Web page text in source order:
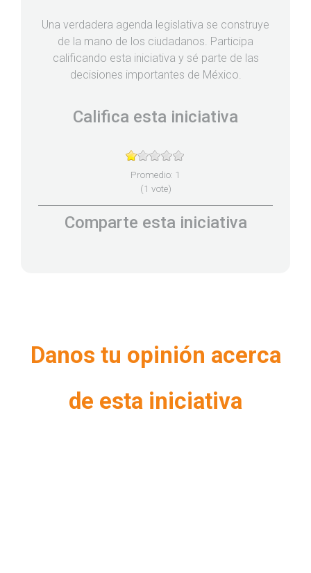
Una verdadera agenda legislativa se construye
de la mano de los ciudadanos. Participa
calificando esta iniciativa y sé parte de las
decisiones importantes de México.
Califica esta iniciativa
Promedio: 1
(1 vote)
Comparte esta iniciativa
Danos tu opinión acerca
de esta iniciativa